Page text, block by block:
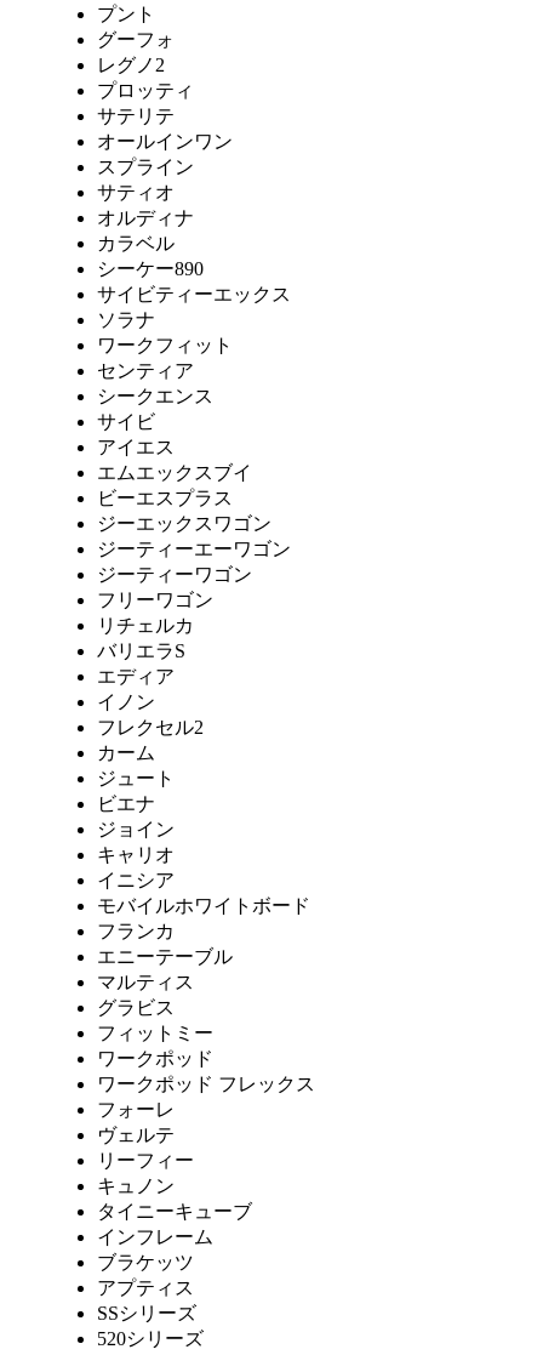
プント
グーフォ
レグノ2
プロッティ
サテリテ
オールインワン
スプライン
サティオ
オルディナ
カラベル
シーケー890
サイビティーエックス
ソラナ
ワークフィット
センティア
シークエンス
サイビ
アイエス
エムエックスブイ
ビーエスプラス
ジーエックスワゴン
ジーティーエーワゴン
ジーティーワゴン
フリーワゴン
リチェルカ
バリエラS
エディア
イノン
フレクセル2
カーム
ジュート
ビエナ
ジョイン
キャリオ
イニシア
モバイルホワイトボード
フランカ
エニーテーブル
マルティス
グラビス
フィットミー
ワークポッド
ワークポッド フレックス
フォーレ
ヴェルテ
リーフィー
キュノン
タイニーキューブ
インフレーム
ブラケッツ
アプティス
SSシリーズ
520シリーズ